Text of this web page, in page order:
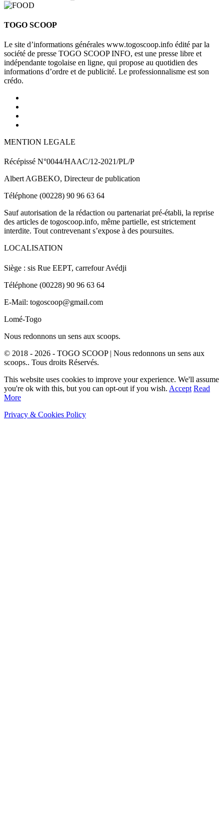
TOGO SCOOP
Le site d’informations générales www.togoscoop.info édité par la
société de presse TOGO SCOOP INFO, est une presse libre et
indépendante togolaise en ligne, qui propose au quotidien des
informations d’ordre et de publicité. Le professionnalisme est son
crédo.
MENTION LEGALE
Récépissé N°0044/HAAC/12-2021/PL/P
Albert AGBEKO, Directeur de publication
Téléphone (00228) 90 96 63 64
Sauf autorisation de la rédaction ou partenariat pré-établi, la reprise
des articles de togoscoop.info, même partielle, est strictement
interdite. Tout contrevenant s’expose à des poursuites.
LOCALISATION
Siège : sis Rue EEPT, carrefour Avédji
Téléphone (00228) 90 96 63 64
E-Mail: togoscoop@gmail.com
Lomé-Togo
Nous redonnons un sens aux scoops.
© 2018 - 2026 - TOGO SCOOP | Nous redonnons un sens aux
scoops.. Tous droits Réservés.
This website uses cookies to improve your experience. We'll assume
you're ok with this, but you can opt-out if you wish. Accept Read
More
Privacy & Cookies Policy